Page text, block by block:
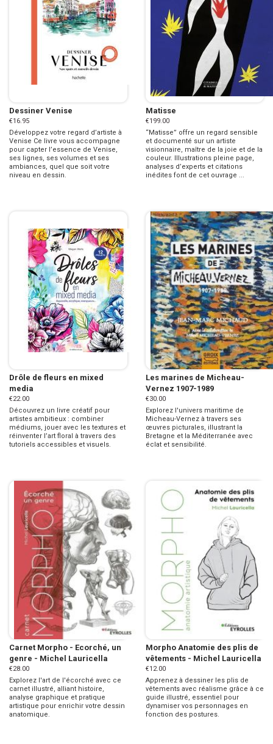
Dessiner Venise
€16.95
Développez votre regard d’artiste à
Venise Ce livre vous accompagne
pour capter l’essence de Venise,
ses lignes, ses volumes et ses
ambiances, quel que soit votre
niveau en dessin.
Matisse
€199.00
“Matisse” offre un regard sensible
et documenté sur un artiste
visionnaire, maître de la joie et de la
couleur. Illustrations pleine page,
analyses d’experts et citations
inédites font de cet ouvrage ...
Drôle de fleurs en mixed
media
€22.00
Découvrez un livre créatif pour
artistes ambitieux : combiner
médiums, jouer avec les textures et
réinventer l’art floral à travers des
tutoriels accessibles et visuels.
Les marines de Micheau-
Vernez 1907-1989
€30.00
Explorez l'univers maritime de
Micheau-Vernez à travers ses
œuvres picturales, illustrant la
Bretagne et la Méditerranée avec
éclat et sensibilité.
Carnet Morpho - Ecorché, un
genre - Michel Lauricella
€28.00
Explorez l'art de l'écorché avec ce
carnet illustré, alliant histoire,
analyse graphique et pratique
artistique pour enrichir votre dessin
anatomique.
Morpho Anatomie des plis de
vêtements - Michel Lauricella
€12.00
Apprenez à dessiner les plis de
vêtements avec réalisme grâce à ce
guide illustré, essentiel pour
dynamiser vos personnages en
fonction des postures.